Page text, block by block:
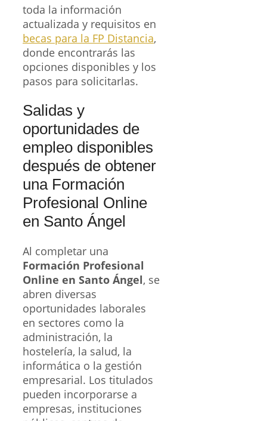
toda la información
actualizada y requisitos en
becas para la FP Distancia,
donde encontrarás las
opciones disponibles y los
pasos para solicitarlas.
Salidas y
oportunidades de
empleo disponibles
después de obtener
una Formación
Profesional Online
en Santo Ángel
Al completar una
Formación Profesional
Online en Santo Ángel, se
abren diversas
oportunidades laborales
en sectores como la
administración, la
hostelería, la salud, la
informática o la gestión
empresarial. Los titulados
pueden incorporarse a
empresas, instituciones